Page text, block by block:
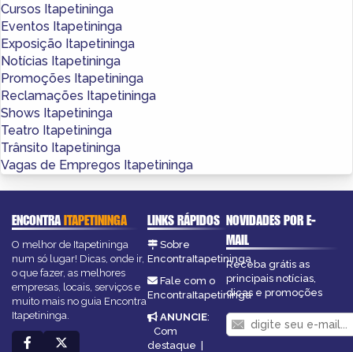
Cursos Itapetininga
Eventos Itapetininga
Exposição Itapetininga
Notícias Itapetininga
Promoções Itapetininga
Reclamações Itapetininga
Shows Itapetininga
Teatro Itapetininga
Trânsito Itapetininga
Vagas de Empregos Itapetininga
ENCONTRAITAPETININGA
O melhor de Itapetininga
num só lugar! Dicas, onde ir,
o que fazer, as melhores
empresas, locais, serviços e
muito mais no guia Encontra
Itapetininga.
LINKS RÁPIDOS
Sobre
EncontraItapetininga
Fale com o
EncontraItapetininga
ANUNCIE:
Com
destaque
NOVIDADES POR E-
MAIL
Receba grátis as
principais notícias,
dicas e promoções